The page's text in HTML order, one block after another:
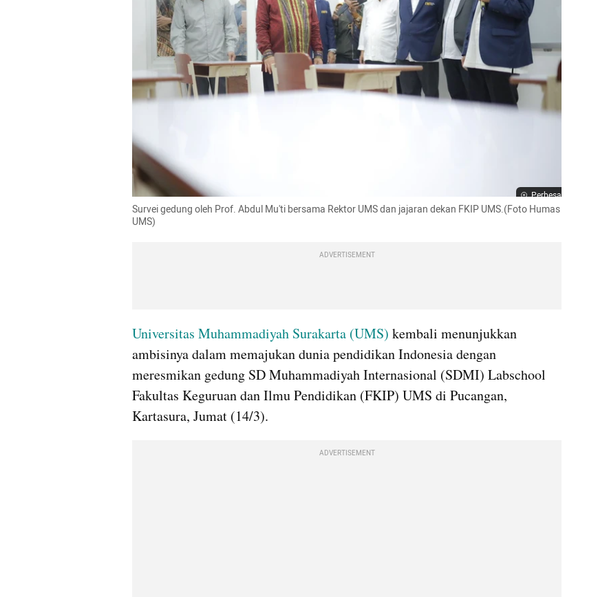
Perbesar
Survei gedung oleh Prof. Abdul Mu'ti bersama Rektor UMS dan jajaran dekan FKIP UMS.(Foto Humas
UMS)
ADVERTISEMENT
Universitas Muhammadiyah Surakarta (UMS) kembali menunjukkan
ambisinya dalam memajukan dunia pendidikan Indonesia dengan
meresmikan gedung SD Muhammadiyah Internasional (SDMI) Labschool
Fakultas Keguruan dan Ilmu Pendidikan (FKIP) UMS di Pucangan,
Kartasura, Jumat (14/3).
ADVERTISEMENT